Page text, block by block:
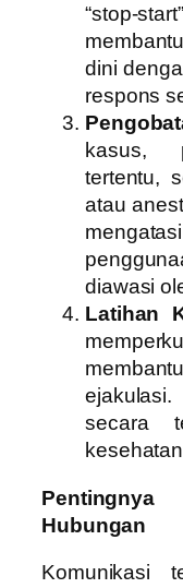
“stop-
dini
respons
kasus,
tertentu,
atau
diawasi
Latihan
secara
Hubungan
Komunikasi